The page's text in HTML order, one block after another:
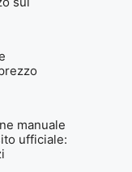
manuale
ufficiale: